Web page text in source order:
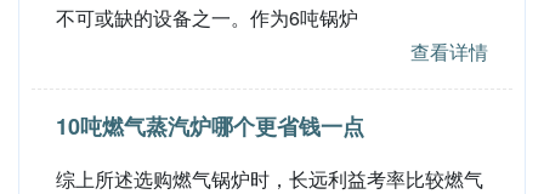
不可或缺的设备之一。作为6吨锅炉
查看详情
10吨燃气蒸汽炉哪个更省钱一点
综上所述选购燃气锅炉时，长远利益考率比较燃气